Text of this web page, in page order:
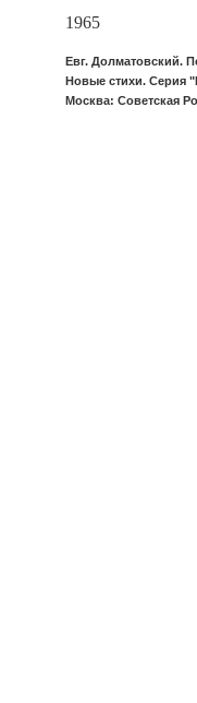
1965
Евг. Долматовский.
Новые стихи. Серия
Москва: Советская